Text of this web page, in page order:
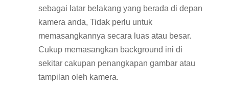
sebagai latar belakang yang berada di depan
kamera anda, Tidak perlu untuk
memasangkannya secara luas atau besar.
Cukup memasangkan background ini di
sekitar cakupan penangkapan gambar atau
tampilan oleh kamera.